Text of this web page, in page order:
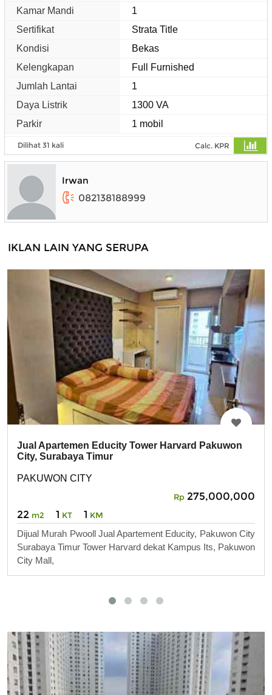
Kamar Mandi
1
Sertifikat
Strata Title
Kondisi
Bekas
Kelengkapan
Full Furnished
Jumlah Lantai
1
Daya Listrik
1300 VA
Parkir
1 mobil
Dilihat 31 kali Calc. KPR
Irwan
082138188999
IKLAN LAIN YANG SERUPA
Jual Apartemen Educity Tower Harvard Pakuwon
City, Surabaya Timur
PAKUWON CITY
Rp 275,000,000
22 m2 1 KT 1 KM
Dijual Murah Pwooll Jual Apartement Educity, Pakuwon City
Surabaya Timur Tower Harvard dekat Kampus Its, Pakuwon
City Mall,